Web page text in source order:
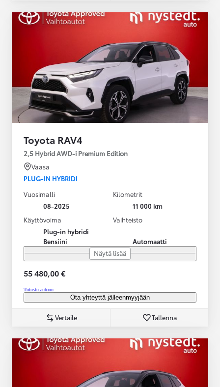
Toyota RAV4
2,5 Hybrid AWD-i Premium Edition
Vaasa
PLUG-IN HYBRIDI
Vuosimalli
08-2025
Kilometrit
11 000 km
Käyttövoima
Plug-in hybridi
Bensiini
Vaihteisto
Automaatti
Näytä lisää
55 480,00 €
Tutustu autoon
Ota yhteyttä jälleenmyyjään
Vertaile Tallenna